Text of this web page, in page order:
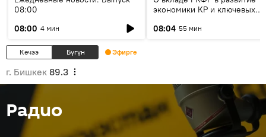
08:00
08:00 4 мин
экономики КР и ключевых
08:04 55 мин
Кечээ Бүгүн Эфирге
г. Бишкек 89.3
Радио